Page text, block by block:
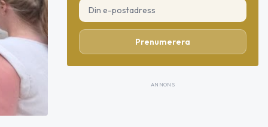
Prenumerera
ANNONS